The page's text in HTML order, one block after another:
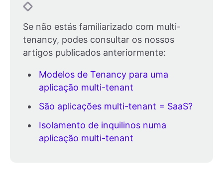
Se não estás familiarizado com multi-
tenancy, podes consultar os nossos
artigos publicados anteriormente:
Modelos de Tenancy para uma
aplicação multi-tenant
São aplicações multi-tenant = SaaS?
Isolamento de inquilinos numa
aplicação multi-tenant